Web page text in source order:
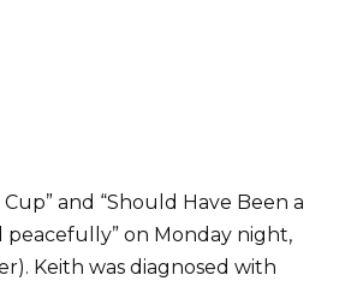
and “Should Have Been a
peacefully” on Monday night,
Keith was diagnosed with